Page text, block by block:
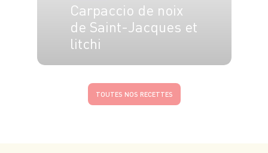
Carpaccio de noix
de Saint-Jacques et
litchi
TOUTES NOS RECETTES